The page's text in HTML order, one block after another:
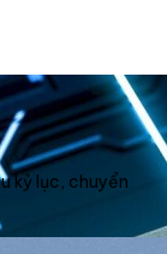
kỷ lục, chuyển